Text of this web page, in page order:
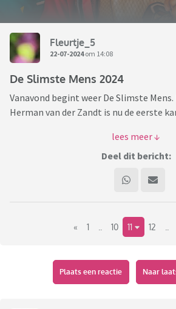
Fleurtje_5
22-07-2024om 14:08
De Slimste Mens 2024
Vanavond begint weer De Slimste
Herman van der Zandt is nu de eerste
Nog twee seizoenen lang presenteert
Maarten van Rossem en Philip Freriks
er nog meer?
Het nieuwe seizoen van De slimste mens
Deel dit bericht:
« 1 10 11 12
Plaats een reactie Naar